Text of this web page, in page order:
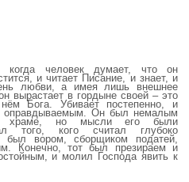
когда человек думает, что он
и читает Писание, и знает, и
любви, а имея лишь внешнее
вырастает в гордыне своей – это
Бога. Убивает постепенно, и
оправдываемым. Он был немалым
храме, но мысли его были
того, кого считал глубоко
был вором, сборщиком податей,
Конечно, тот был презираем и
и молил Господа явить к